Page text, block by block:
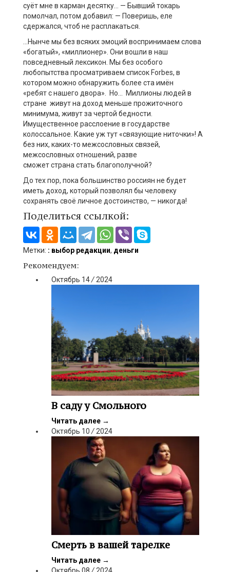
суёт мне в карман десятку… — Бывший токарь
помолчал, потом добавил: — Поверишь, еле
сдержался, чтоб не расплакаться.
…Нынче мы без всяких эмоций воспринимаем слова
«богатый», «миллионер». Они вошли в наш
повседневный лексикон. Мы без особого
любопытства просматриваем списокForbes, в
котором можно обнаружить более ста имён
«ребятснашего двора». Но … Миллионы людей в
стране живут на доход меньше прожиточного
минимума, живут за чертой бедности.
Имущественное расслоение в государстве
колоссальное. Какие уж тут «связующие ниточки»! А
без них, каких-то межсословных связей,
межсословных отношений, разве
сможетстрана стать благополучной?
До тех пор, пока большинство россиян не будет
иметь доход, который позволял бы человеку
сохранять своё личное достоинство, — никогда!
Поделиться ссылкой:
Метки: : выбор редакции, деньги
Рекомендуем:
Октябрь 14/ 2024
В саду у Смольного
Читать далее →
Октябрь 10 / 2024
Смерть в вашей тарелке
Читать далее →
Октябрь 08 / 2024